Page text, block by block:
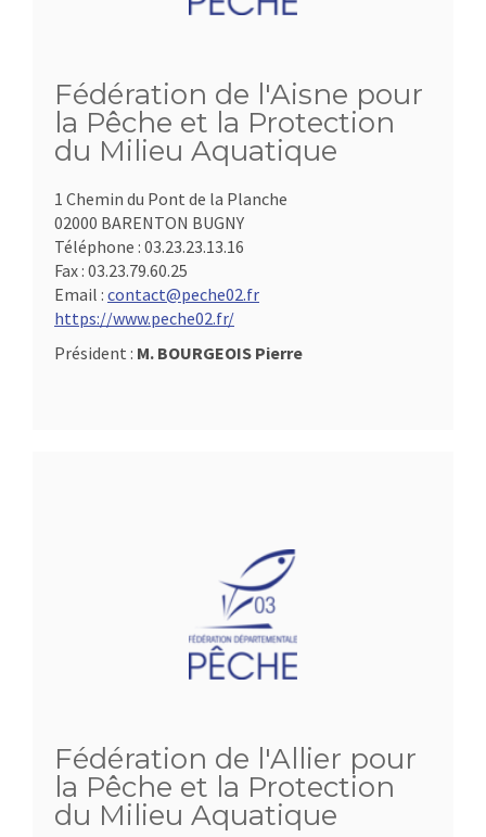
Fédération de l'Aisne pour
la Pêche et la Protection
du Milieu Aquatique
1 Chemin du Pont de la Planche
02000 BARENTON BUGNY
Téléphone : 03.23.23.13.16
Fax : 03.23.79.60.25
Email : contact@peche02.fr
https://www.peche02.fr/
Président : M. BOURGEOIS Pierre
Fédération de l'Allier pour
la Pêche et la Protection
du Milieu Aquatique